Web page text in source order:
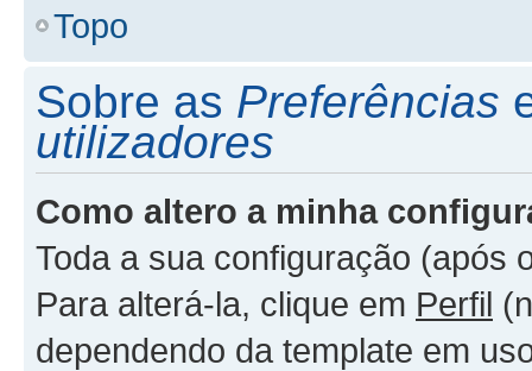
Topo
Sobre as Preferências
utilizadores
Como altero a minha
Toda a sua configuração (após
Para alterá-la, clique em Perfil
dependendo da template em